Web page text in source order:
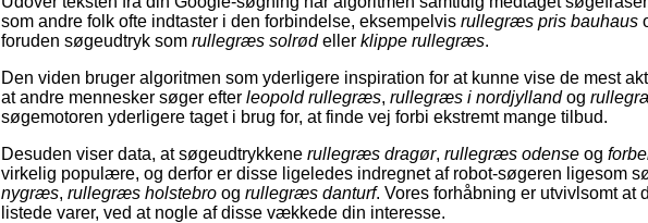
som andre folk ofte indtaster i den forbindelse, eksempelvis rullegræs pris bauhaus
foruden søgeudtryk som rullegræs solrødeller klippe rullegræs.
Den viden bruger algoritmen som yderligere inspiration for at kunne vise de mest
at andre mennesker søger efter leopold rullegræs, rullegræs i nordjyllandog
søgemotoren yderligere taget i brug for, at finde vej forbi ekstremt mange tilbud.
Desuden viser data, at søgeudtrykkene rullegræs dragør, rullegræs odense og
virkelig populære, og derfor er disse ligeledes indregnet af robot-søgeren ligesom
nygræs, rullegræs holstebro og rullegræs danturf. Vores forhåbning er utvivlsomt at
listede varer, ved at nogle af disse vækkede din interesse.